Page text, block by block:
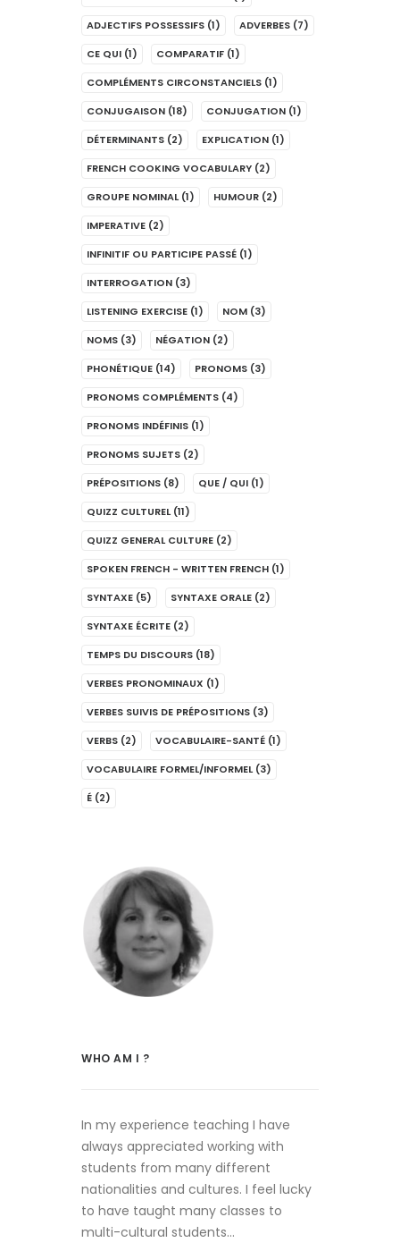
ADJECTIFS POSSESSIFS (1) ADVERBES (7)
CE QUI (1) COMPARATIF (1)
COMPLÉMENTS CIRCONSTANCIELS (1)
CONJUGAISON (18) CONJUGATION (1)
DÉTERMINANTS (2) EXPLICATION (1)
FRENCH COOKING VOCABULARY (2)
GROUPE NOMINAL (1) HUMOUR (2)
IMPERATIVE (2)
INFINITIF OU PARTICIPE PASSÉ (1)
INTERROGATION (3)
LISTENING EXERCISE (1) NOM (3)
NOMS (3) NÉGATION (2)
PHONÉTIQUE (14) PRONOMS (3)
PRONOMS COMPLÉMENTS (4)
PRONOMS INDÉFINIS (1)
PRONOMS SUJETS (2)
PRÉPOSITIONS (8) QUE / QUI (1)
QUIZZ CULTUREL (11)
QUIZZ GENERAL CULTURE (2)
SPOKEN FRENCH - WRITTEN FRENCH (1)
SYNTAXE (5) SYNTAXE ORALE (2)
SYNTAXE ÉCRITE (2)
TEMPS DU DISCOURS (18)
VERBES PRONOMINAUX (1)
VERBES SUIVIS DE PRÉPOSITIONS (3)
VERBS (2) VOCABULAIRE-SANTÉ (1)
VOCABULAIRE FORMEL/INFORMEL (3)
É (2)
WHO AM I ?
In my experience teaching I have
always appreciated working with
students from many different
nationalities and cultures. I feel lucky
to have taught many classes to
multi-cultural students…